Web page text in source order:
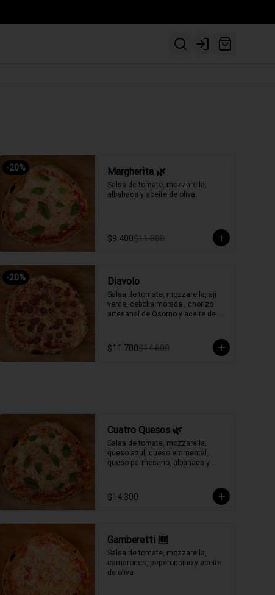
Login
-20% Margherita 🌿
Salsa de tomate, mozzarella,
albahaca y aceite de oliva.
$9.400$11.800
-20% Diavolo
Salsa de tomate, mozzarella, ají
verde, cebolla morada , chorizo
artesanal de Osorno y aceite de
$11.700$14.600
Cuatro Quesos 🌿
Salsa de tomate, mozzarella,
queso azul, queso emmental,
queso parmesano, albahaca y
$14.300
Gamberetti 🆕
Salsa de tomate, mozzarella,
camarones, peperoncino y aceite
de oliva.